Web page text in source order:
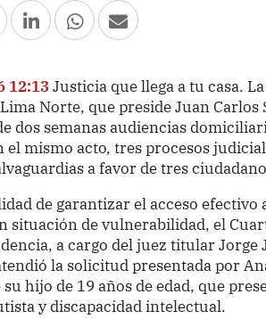
12:13Justicia que llega a tu casa.
Norte, que preside Juan
dos semanas audiencias
el mismo acto, tres procesos
a favor de tres
de garantizar el acceso efectivo
situación de vulnerabilidad, el
a cargo del juez titular Jorge
la solicitud presentada por
hijo de 19 años de edad, que
y discapacidad intelectual.